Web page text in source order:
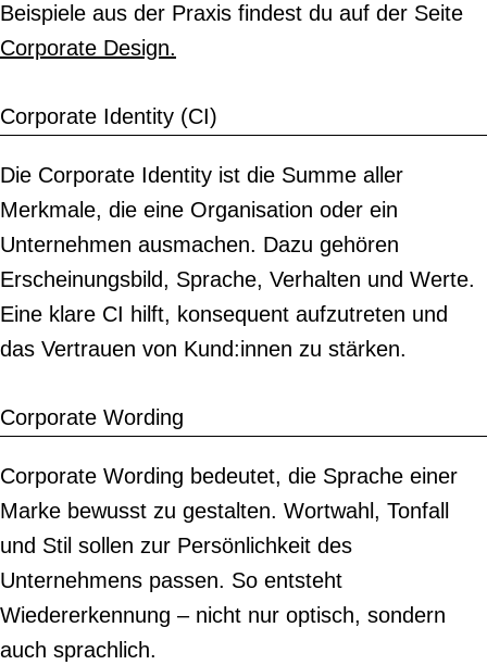
Beispiele aus der Praxis findest du auf der Seite
Corporate Design.
Corporate Identity (CI)
Die Corporate Identity ist die Summe aller
Merkmale, die eine Organisation oder ein
Unternehmen ausmachen. Dazu gehören
Erscheinungsbild, Sprache, Verhalten und Werte.
Eine klare CI hilft, konsequent aufzutreten und
das Vertrauen von Kund:innen zu stärken.
Corporate Wording
Corporate Wording bedeutet, die Sprache einer
Marke bewusst zu gestalten. Wortwahl, Tonfall
und Stil sollen zur Persönlichkeit des
Unternehmens passen. So entsteht
Wiedererkennung – nicht nur optisch, sondern
auch sprachlich.